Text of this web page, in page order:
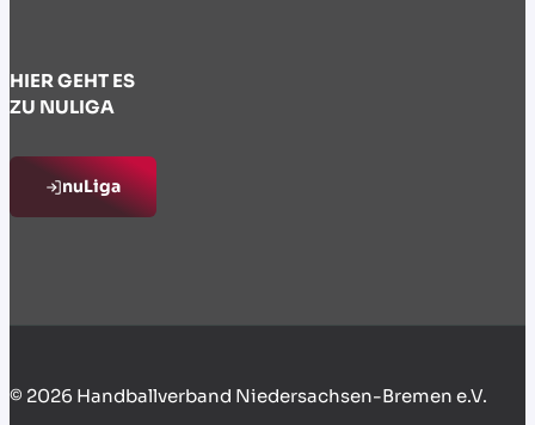
HIER GEHT ES
ZU NULIGA
nuLiga
© 2026 Handballverband Niedersachsen-Bremen e.V.